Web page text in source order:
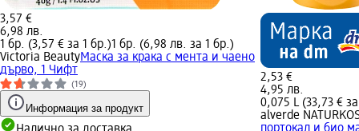
3,57 €
6,98 лв.
1 бр. (3,57 € за 1 бр.)1 бр. (6,98 лв. за 1 бр.)
Victoria BeautyМаска за крака с мента и чаено
дърво, 1 Чифт
(19)
Информация за продукт
2,53 €
4,95 лв.
0,075 L (33,73 €
alverde